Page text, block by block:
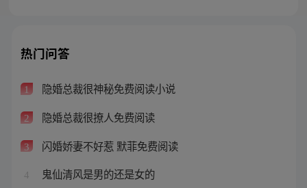
热门问答
1 隐婚总裁很神秘免费阅读小说
2 隐婚总裁很撩人免费阅读
3 闪婚娇妻不好惹 默菲免费阅读
4 鬼仙清风是男的还是女的